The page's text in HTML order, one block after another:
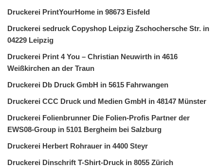
Druckerei PrintYourHome in 98673 Eisfeld
Druckerei sedruck Copyshop Leipzig Zschochersche Str. in
04229 Leipzig
Druckerei Print 4 You – Christian Neuwirth in 4616
Weißkirchen an der Traun
Druckerei Db Druck GmbH in 5615 Fahrwangen
Druckerei CCC Druck und Medien GmbH in 48147 Münster
Druckerei Folienbrunner Die Folien-Profis Partner der
EWS08-Group in 5101 Bergheim bei Salzburg
Druckerei Herbert Rohrauer in 4400 Steyr
Druckerei Dinschrift T-Shirt-Druck in 8055 Zürich